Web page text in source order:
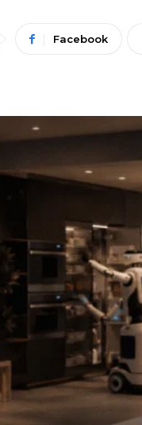
Facebook